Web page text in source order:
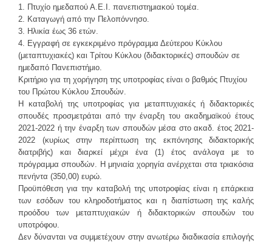
Διάφορα χρήσιμα
Φωτογραφικό Λεύκωμα
ΑΝΑΚΟΙΝΩΣΕΙΣ
ΕΠΙΚΟΙΝΩΝΊΑ
Προσωπικό
Φοιτητική Μέριμνα Ηρακλείου
Φοιτητική Μέριμνα Ρεθύμνου
Συχνές Ερωτήσεις
Προτάσεις - Βελτιώσεις - Σκέψεις - Παράπονα
ΠΛΗΡΟΦΟΡΊΕΣ
1. Πτυχίο ημεδαπού Α.Ε.Ι. πανεπιστημιακού τομέα.
2. Καταγωγή από την Πελοπόννησο.
3. Ηλικία έως 36 ετών.
4. Εγγραφή σε εγκεκριμένο πρόγραμμα Δεύτερου Κύκλου
(μεταπτυχιακές) και Τρίτου Κύκλου (διδακτορικές) σπουδών σε
ημεδαπό Πανεπιστήμιο.
Κριτήριο για τη χορήγηση της υποτροφίας είναι ο βαθμός Πτυχίου
του Πρώτου Κύκλου Σπουδών.
Η καταβολή της υποτροφίας για μεταπτυχιακές ή διδακτορικές
σπουδές προσμετράται από την έναρξη του ακαδημαϊκού έτους
2021-2022 ή την έναρξη των σπουδών μέσα στο ακαδ. έτος 2021-
2022 (κυρίως στην περίπτωση της εκπόνησης διδακτορικής
διατριβής) και διαρκεί μέχρι ένα (1) έτος ανάλογα με το
πρόγραμμα σπουδών. Η μηνιαία χορηγία ανέρχεται στα τριακόσια
πενήντα (350,00) ευρώ.
Προϋπόθεση για την καταβολή της υποτροφίας είναι η επάρκεια
των εσόδων του κληροδοτήματος και η διαπίστωση της καλής
προόδου των μεταπτυχιακών ή διδακτορικών σπουδών του
υποτρόφου.
Δεν δύνανται να συμμετέχουν στην ανωτέρω διαδικασία επιλογής